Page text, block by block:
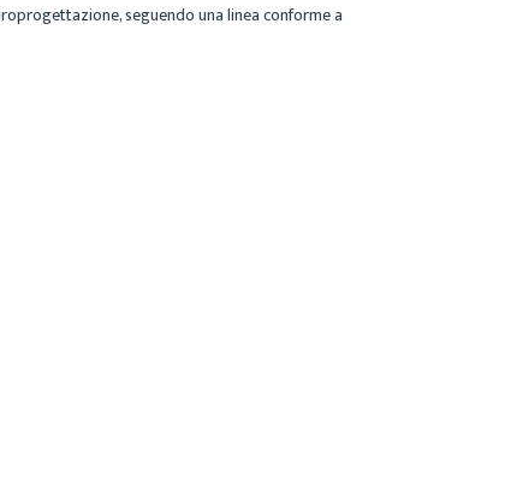
seguendo una linea conforme a